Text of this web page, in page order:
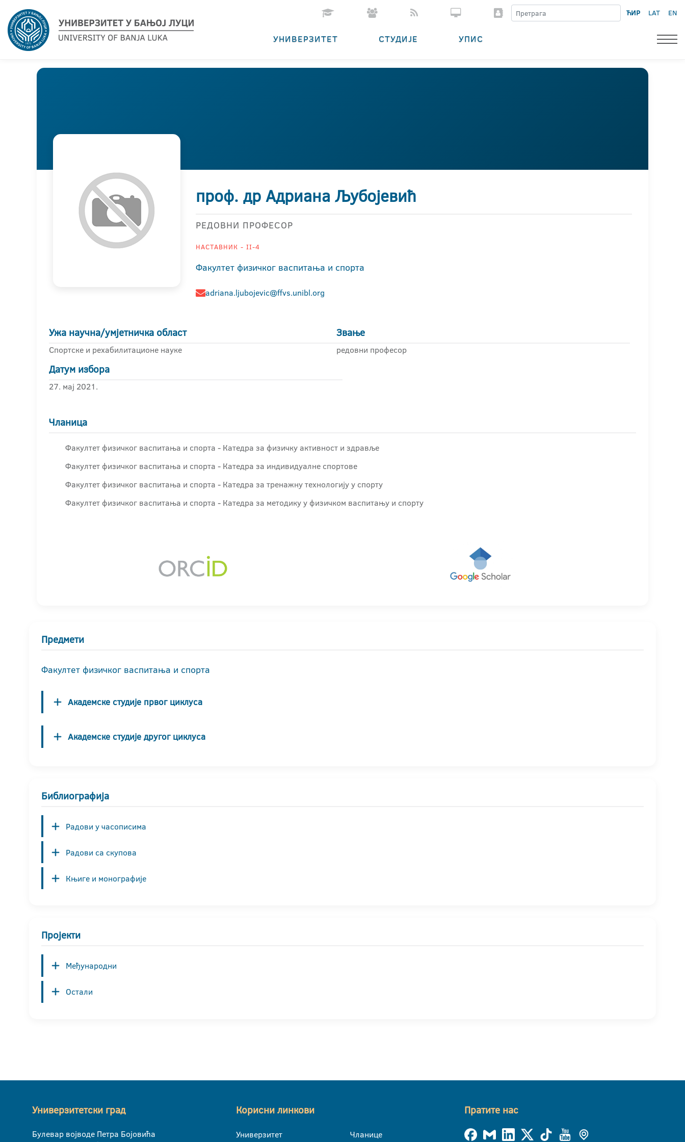
ЋИР LAT EN
УНИВЕРЗИТЕТ СТУДИЈЕ УПИС
проф. др Адриана Љубојевић
РЕДОВНИ ПРОФЕСОР
НАСТАВНИК - II-4
Факултет физичког васпитања и спорта
adriana.ljubojevic@ffvs.unibl.org
Ужа научна/умјетничка област
Спортске и рехабилитационе науке
Звање
редовни професор
Датум избора
27. мај 2021.
Чланица
Факултет физичког васпитања и спорта - Катедра за физичку активност и здравље
Факултет физичког васпитања и спорта - Катедра за индивидуалне спортове
Факултет физичког васпитања и спорта - Катедра за тренажну технологију у спорту
Факултет физичког васпитања и спорта - Катедра за методику у физичком васпитању и спорту
Предмети
Факултет физичког васпитања и спорта
Академске студије првог циклуса
Академске студије другог циклуса
Библиографија
Радови у часописима
Радови са скупова
Књиге и монографије
Пројекти
Међународни
Остали
Универзитетски град
Булевар војводе Петра Бојовића
Корисни линкови
Универзитет Чланице
Пратите нас